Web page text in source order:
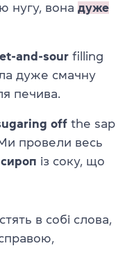
нугу, вона дуже
and-sour filling
дуже смачну
печива.
off the sap
провели весь
із соку, що
в собі слова,